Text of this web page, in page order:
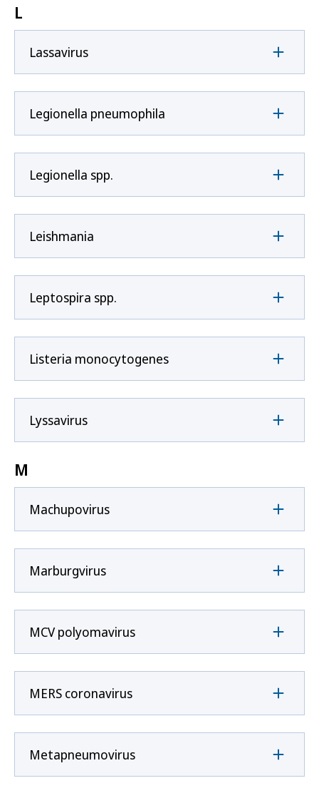
L
Lassavirus
Legionella pneumophila
Legionella spp.
Leishmania
Leptospira spp.
Listeria monocytogenes
Lyssavirus
M
Machupovirus
Marburgvirus
MCV polyomavirus
MERS coronavirus
Metapneumovirus